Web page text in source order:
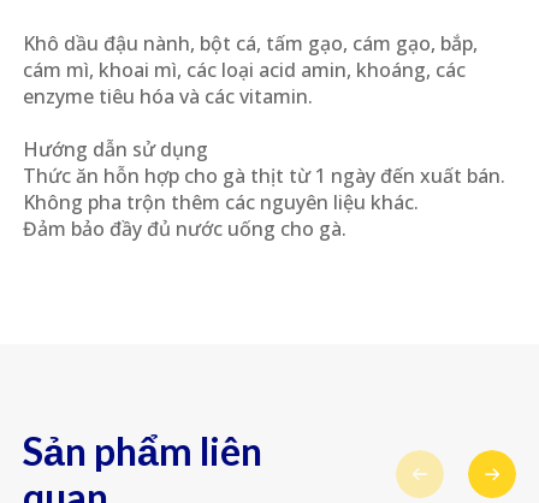
Khô dầu đậu nành, bột cá, tấm gạo, cám gạo, bắp,
cám mì, khoai mì, các loại acid amin, khoáng, các
enzyme tiêu hóa và các vitamin.
Hướng dẫn sử dụng
Thức ăn hỗn hợp cho gà thịt từ 1 ngày đến xuất bán.
Không pha trộn thêm các nguyên liệu khác.
Đảm bảo đầy đủ nước uống cho gà.
Sản phẩm liên